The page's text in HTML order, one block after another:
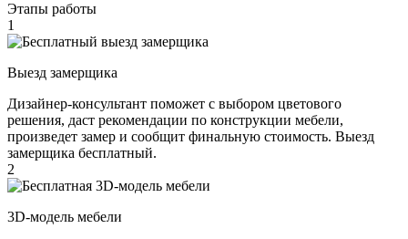
Этапы работы
1
Выезд замерщика
Дизайнер-консультант поможет с выбором цветового
решения, даст рекомендации по конструкции мебели,
произведет замер и сообщит финальную стоимость. Выезд
замерщика бесплатный.
2
3D-модель мебели